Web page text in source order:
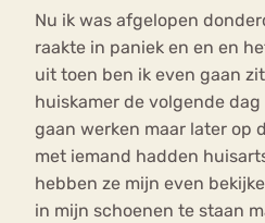
Nu ik was afgelopen
raakte in paniek en en en
uit toen ben ik even gaan
huiskamer de volgende
gaan werken maar later op
met iemand hadden
hebben ze mijn even
in mijn schoenen te staan